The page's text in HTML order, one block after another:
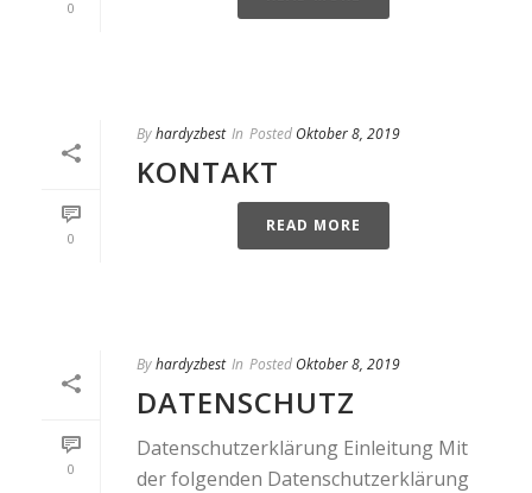
0
0
Byhardyzbest In Posted Oktober 8, 2019
KONTAKT
READ MORE
0
Byhardyzbest In Posted Oktober 8, 2019
DATENSCHUTZ
Datenschutzerklärung Einleitung Mit
der folgenden Datenschutzerklärung